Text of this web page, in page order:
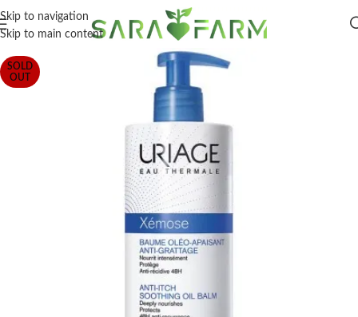
Skip to navigation
Skip to main content
SOLD
OUT